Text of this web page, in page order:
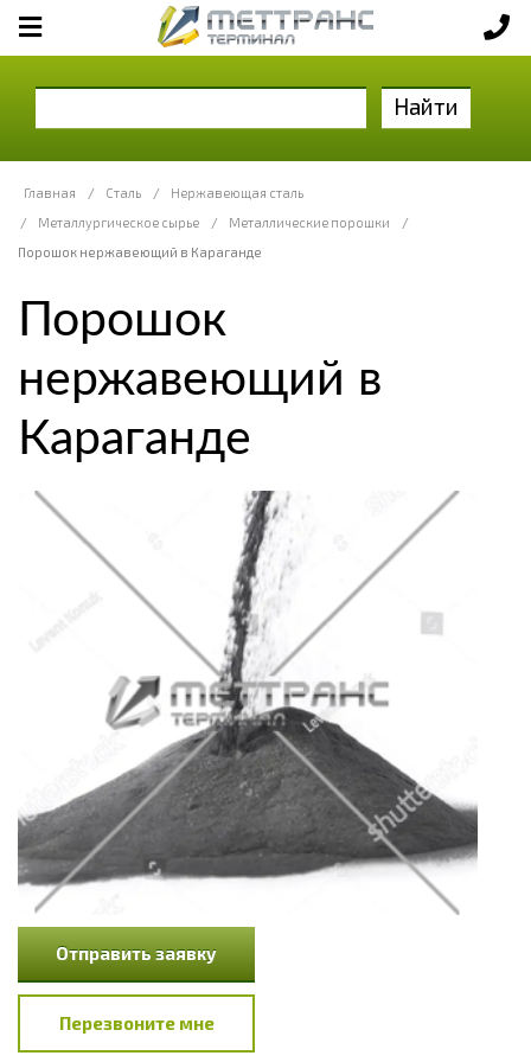
Найти
Главная / Сталь /
Нержавеющая сталь
/
Металлургическое сырье / Металлические порошки
/
Порошок нержавеющий в Караганде
Порошок
нержавеющий в
Караганде
Отправить заявку
Перезвоните мне